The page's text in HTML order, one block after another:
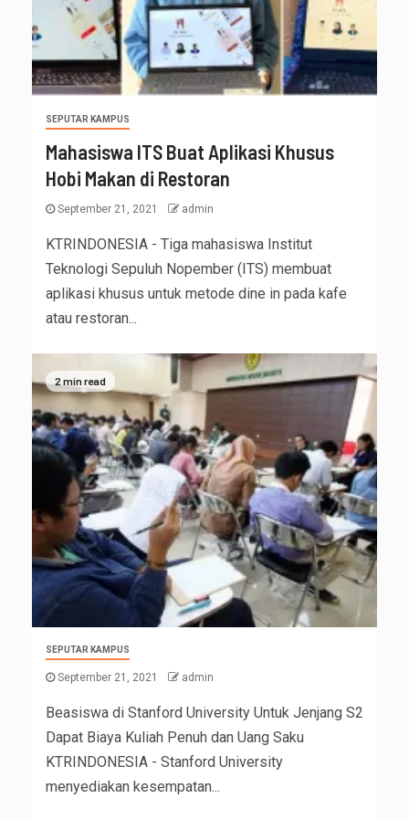
SEPUTAR KAMPUS
Mahasiswa ITS Buat Aplikasi Khusus
Hobi Makan di Restoran
September 21, 2021 admin
KTRINDONESIA - Tiga mahasiswa Institut
Teknologi Sepuluh Nopember (ITS) membuat
aplikasi khusus untuk metode dine in pada kafe
atau restoran...
2 min read
SEPUTAR KAMPUS
September 21, 2021 admin
Beasiswa di Stanford University Untuk Jenjang S2
Dapat Biaya Kuliah Penuh dan Uang Saku
KTRINDONESIA - Stanford University
menyediakan kesempatan...